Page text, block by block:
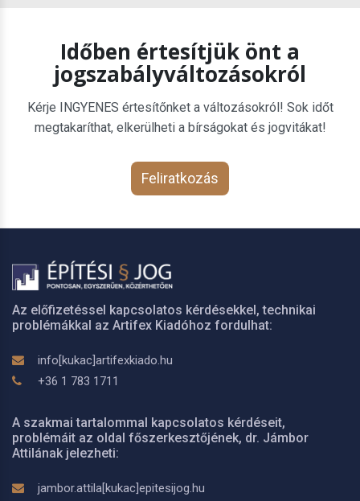
Időben értesítjük önt a
jogszabályváltozásokról
Kérje INGYENES értesítőnket a változásokról! Sok időt
megtakaríthat, elkerülheti a bírságokat és jogvitákat!
Feliratkozás
Az előfizetéssel kapcsolatos kérdésekkel, technikai
problémákkal az Artifex Kiadóhoz fordulhat:
info[kukac]artifexkiado.hu
+36 1 783 1711
A szakmai tartalommal kapcsolatos kérdéseit,
problémáit az oldal főszerkesztőjének, dr. Jámbor
Attilának jelezheti:
jambor.attila[kukac]epitesijog.hu